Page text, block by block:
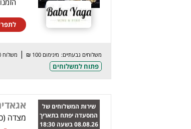
משלוחים גבעתיים: מינימום 100 ₪ | משלוח 40 ₪
פתוח למשלוחים
שירות המשלוחים של
המסעדה יפתח בתאריך
08.08.26 בשעה 18:30
מצדה (כנרת)